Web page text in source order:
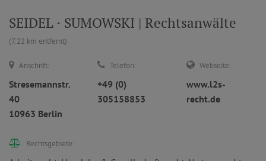
SEIDEL · SUMOWSKI | Rechtsanwälte
(7.22 km entfernt)
Anschrift:
Stresemannstr.
40
10963 Berlin
Telefon:
+49 (0)
305158853
Webseite:
www.l2s-
recht.de
Rechtsgebiete: